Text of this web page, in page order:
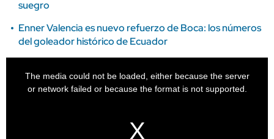
suegro
Enner Valencia es nuevo refuerzo de Boca: los números
del goleador histórico de Ecuador
The media could not be loaded, either because the server
or network failed or because the format is not supported.